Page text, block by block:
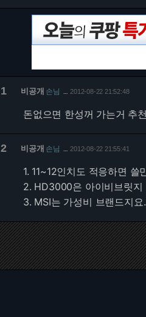
1 비공개 손님 2012-08-22 21:52:48
돈없으면 한성꺼 가는거 추
2 비공개 손님 2012-08-22 21:55:41
1. 11~12인치도 적응하면
2. HD3000은 아이비브릿지
3. MSI는 가성비 브랜드지